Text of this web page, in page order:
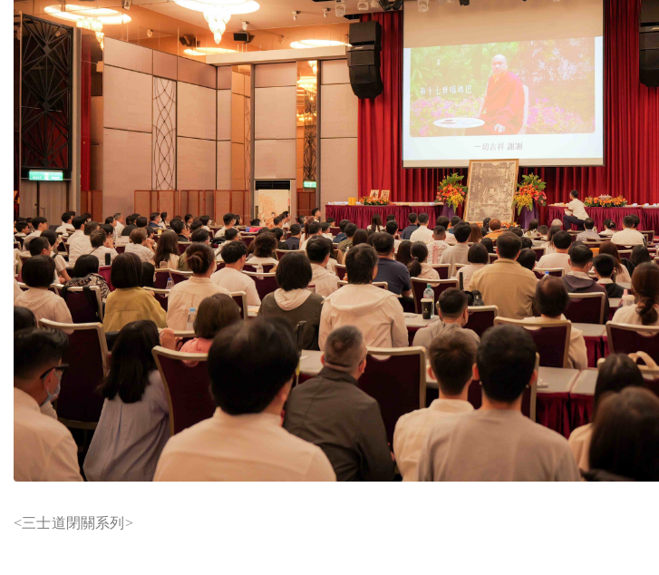
<三士道閉關系列>